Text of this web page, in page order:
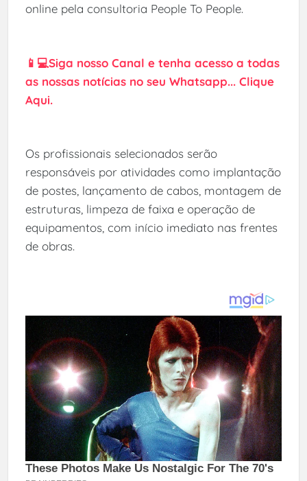
online pela consultoria People To People.
📱💻Siga nosso Canal e tenha acesso a todas
as nossas notícias no seu Whatsapp... Clique
Aqui.
Os profissionais selecionados serão
responsáveis por atividades como implantação
de postes, lançamento de cabos, montagem de
estruturas, limpeza de faixa e operação de
equipamentos, com início imediato nas frentes
de obras.